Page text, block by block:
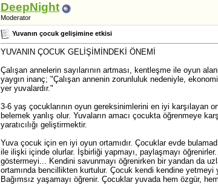
DeepNight
Moderator
Yuvanın çocuk gelişimine etkisi
YUVANIN ÇOCUK GELİŞİMİNDEKİ ÖNEMİ
Çalışan annelerin sayılarının artması, kentleşme ile oyun
yaygın inanç; "Çalışan annenin zorunluluk nedeniyle,
yer yuvalardır."
3-6 yaş çocuklarının oyun gereksinimlerini en iyi karşılayan
belemek yanlış olur. Yuvaların amacı çocukta öğrenmeye
yaratıcılığı geliştirmektir.
Yuva çocuk için en iyi oyun ortamıdır. Çocuklar evde
ile ilişki içinde olurlar. İşbirliği yapmayı, paylaşmayı
göstermeyi... Kendini savunmayı öğrenirken bir yandan da
ortamında bencillikten kurtulur. Çocuk kendi kendine
Bağımsız yaşamayı öğrenir. Çocuklar yuvada hem özgür,